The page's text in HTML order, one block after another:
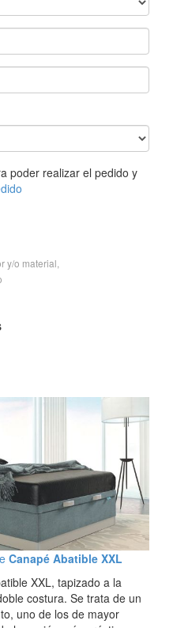
poder realizar el pedido y
y/o material,
Canapé Abatible XXL
XXL, tapizado a la
costura. Se trata de un
uno de los de mayor